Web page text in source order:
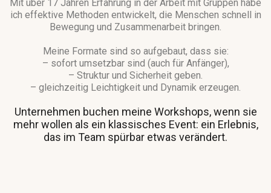
Mit über 17 Jahren Erfahrung in der Arbeit mit Gruppen habe
ich effektive Methoden entwickelt, die Menschen schnell in
Bewegung und Zusammenarbeit bringen.
Meine Formate sind so aufgebaut, dass sie:
– sofort umsetzbar sind (auch für Anfänger),
– Struktur und Sicherheit geben.
– gleichzeitig Leichtigkeit und Dynamik erzeugen.
Unternehmen buchen meine Workshops, wenn sie
mehr wollen als ein klassisches Event: ein Erlebnis,
das im Team spürbar etwas verändert.